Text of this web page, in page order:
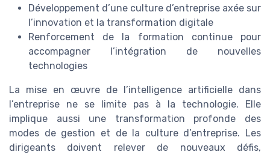
Développement d’une culture d’entreprise axée sur
l’innovation et la transformation digitale
Renforcement de la formation continue pour
accompagner l’intégration de nouvelles
technologies
La mise en œuvre de l’intelligence artificielle dans
l’entreprise ne se limite pas à la technologie. Elle
implique aussi une transformation profonde des
modes de gestion et de la culture d’entreprise. Les
dirigeants doivent relever de nouveaux défis,